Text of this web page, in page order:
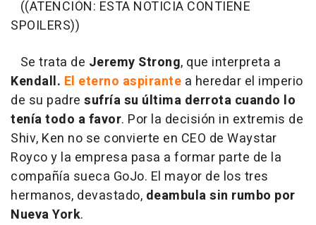
((ATENCIÓN: ESTA NOTICIA CONTIENE
SPOILERS))
Se trata de Jeremy Strong, que interpreta a
Kendall. El eterno aspirante a heredar el imperio
de su padre sufría su última derrota cuando lo
tenía todo a favor. Por la decisión in extremis de
Shiv, Ken no se convierte en CEO de Waystar
Royco y la empresa pasa a formar parte de la
compañía sueca GoJo. El mayor de los tres
hermanos, devastado, deambula sin rumbo por
Nueva York.